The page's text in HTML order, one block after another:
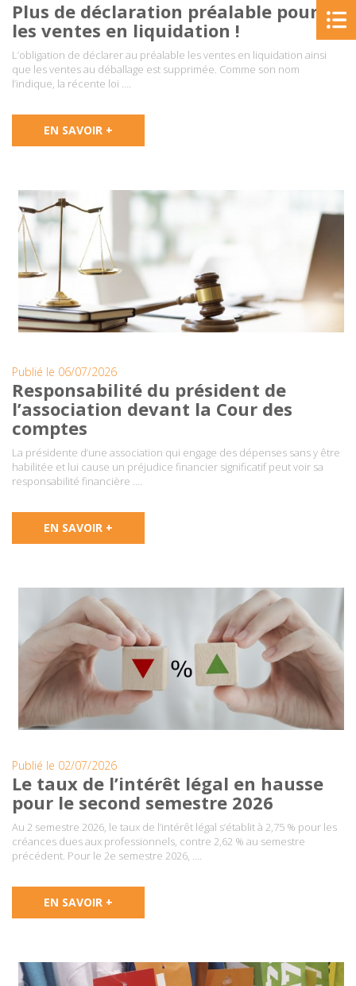
Plus de déclaration préalable pour
les ventes en liquidation !
L’obligation de déclarer au préalable les ventes en liquidation ainsi
que les ventes au déballage est supprimée. Comme son nom
l’indique, la récente loi ….
EN SAVOIR +
Publié le 06/07/2026
Responsabilité du président de
l’association devant la Cour des
comptes
La présidente d’une association qui engage des dépenses sans y être
habilitée et lui cause un préjudice financier significatif peut voir sa
responsabilité financière ….
EN SAVOIR +
Publié le 02/07/2026
Le taux de l’intérêt légal en hausse
pour le second semestre 2026
Au 2 semestre 2026, le taux de l’intérêt légal s’établit à 2,75 % pour les
créances dues aux professionnels, contre 2,62 % au semestre
précédent. Pour le 2e semestre 2026, ….
EN SAVOIR +